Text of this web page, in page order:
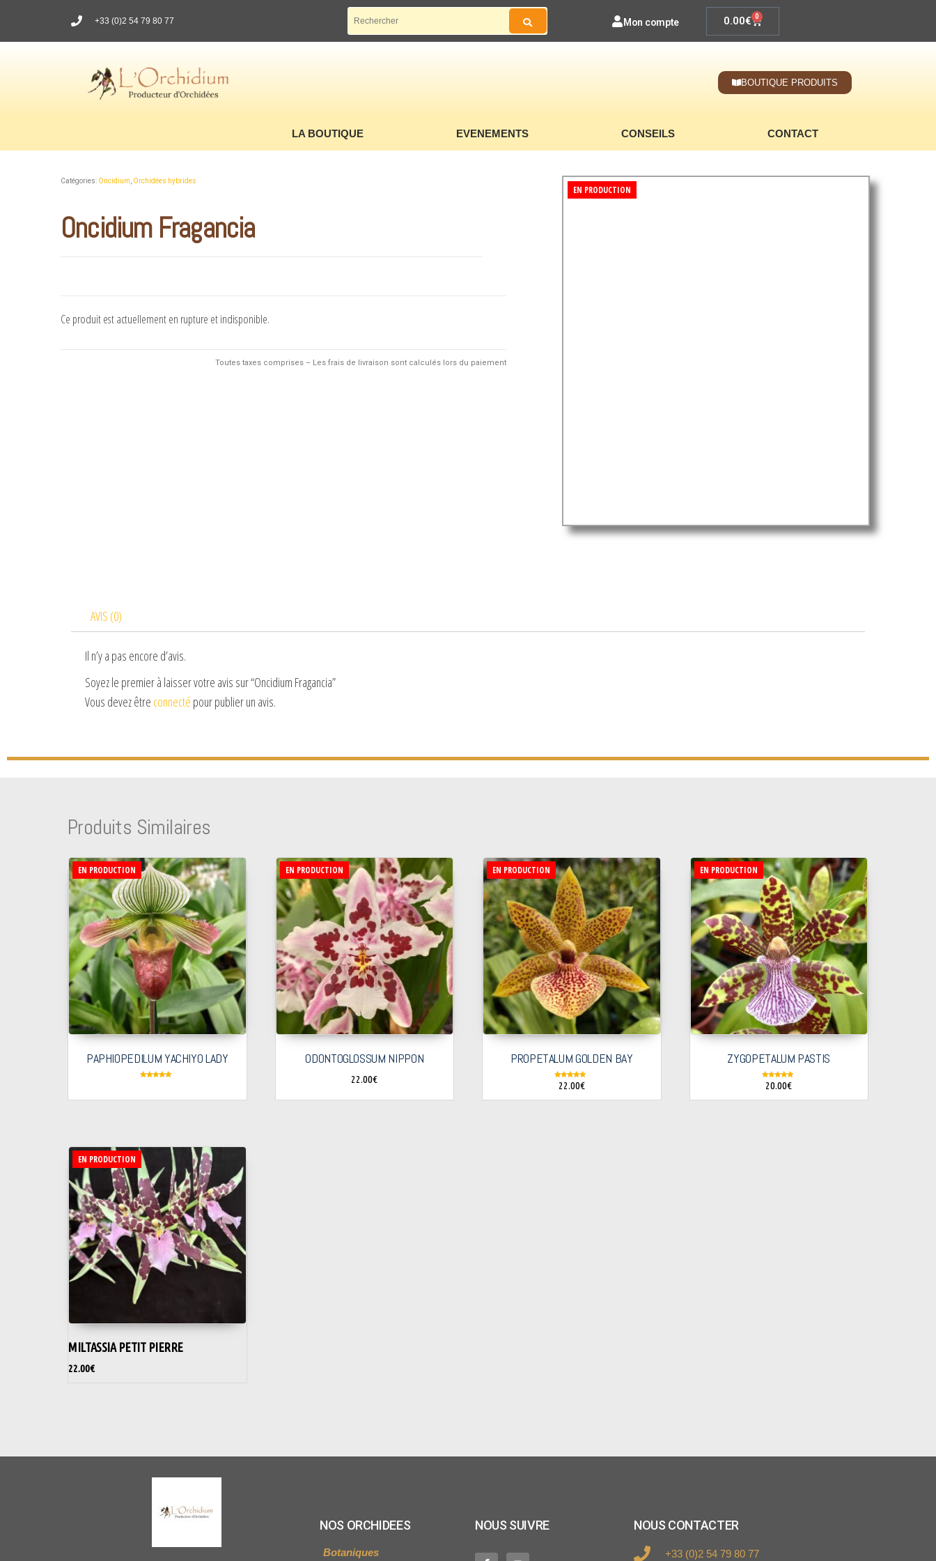
+33 (0)2 54 79 80 77 Mon compte 0.00€ 0
BOUTIQUE PRODUITS
LA BOUTIQUE EVENEMENTS CONSEILS CONTACT
Catégories: Oncidium Orchidées hybrides
Oncidium Fragancia
Ce produit est actuellement en rupture et indisponible.
Toutes taxes comprises – Les frais de livraison sont calculés lors du paiement
EN PRODUCTION
AVIS (0)
Il n’y a pas encore d’avis.
Soyez le premier à laisser votre avis sur “Oncidium Fragancia”
Vous devez être connecté pour publier un avis.
Produits Similaires
EN PRODUCTION
PAPHIOPEDILUM YACHIYO LADY
EN PRODUCTION
ODONTOGLOSSUM NIPPON
22.00€
EN PRODUCTION
PROPETALUM GOLDEN BAY
Note
5.00
22.00€
EN PRODUCTION
ZYGOPETALUM PASTIS
Note
4.67
20.00€
EN PRODUCTION
MILTASSIA PETIT PIERRE
22.00€
NOS ORCHIDEES
Botaniques
NOUS SUIVRE NOUS CONTACTER
+33 (0)2 54 79 80 77